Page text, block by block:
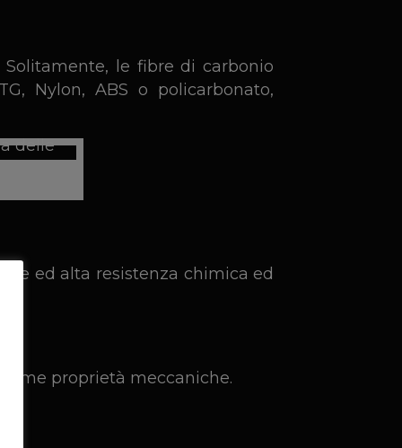
le fibre di carbonio
Nylon, ABS o policarbonato,
ed alta resistenza chimica ed
proprietà meccaniche.